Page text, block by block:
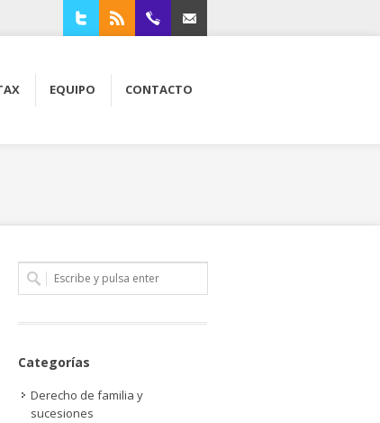
EQUIPO CONTACTO
Categorías
Derecho de familia y
sucesiones